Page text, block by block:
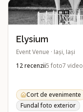
Elysium
Event Venue · Iași, Iași
12recenzii5 foto7 video
Cort de evenimente
Fundal foto exterior